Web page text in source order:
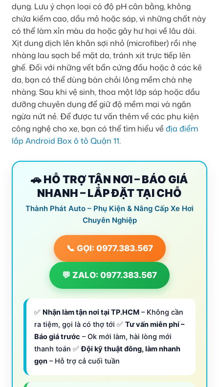
dụng. Lưu ý chọn loại có độ pH cân bằng, không
chứa kiềm cao, dầu mỏ hoặc sáp, vì những chất này
có thể làm xỉn màu da hoặc gây hư hại về lâu dài.
Xịt dung dịch lên khăn sợi nhỏ (microfiber) rồi nhẹ
nhàng lau sạch bề mặt da, tránh xịt trực tiếp lên
ghế. Đối với những vết bẩn cứng đầu hoặc ở các kẽ
da, bạn có thể dùng bàn chải lông mềm chà nhẹ
nhàng. Sau khi vệ sinh, thoa một lớp sáp hoặc dầu
dưỡng chuyên dụng để giữ độ mềm mại và ngăn
ngừa nứt nẻ. Để được tư vấn thêm về các phụ kiện
công nghệ cho xe, bạn có thể tìm hiểu về địa điểm
lắp Android Box ô tô Quận 11.
🚗 HỖ TRỢ TẬN NƠI – BÁO GIÁ
NHANH – LẮP ĐẶT TẠI CHỖ
Thành Phát Auto – Phụ Kiện & Nâng Cấp Xe Hơi
Chuyên Nghiệp
📞 GỌI: 0977.383.567
💬 ZALO: 0977.383.567
✅ Nhận làm tận nơi tại TP.HCM – Không cần
ra tiệm, gọi là có thợ tới ✅ Tư vấn miễn phí –
Báo giá trước – Ok mới làm, hài lòng mới
thanh toán ✅Đội kỹ thuật đông, làm nhanh
gọn – Hỗ trợ cả cuối tuần